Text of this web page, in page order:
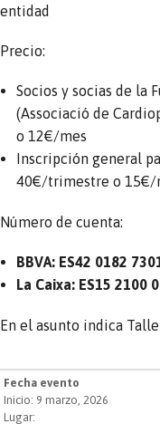
entidad
Precio:
Socios y socias de la
(Associació de
o 12€/mes
Inscripción general
40€/trimestre o 15€/
Número de cuenta:
BBVA: ES42 0182
La Caixa: ES15 2100
En el asunto indica
Fecha evento
Inicio: 9 marzo, 2026
Lugar: